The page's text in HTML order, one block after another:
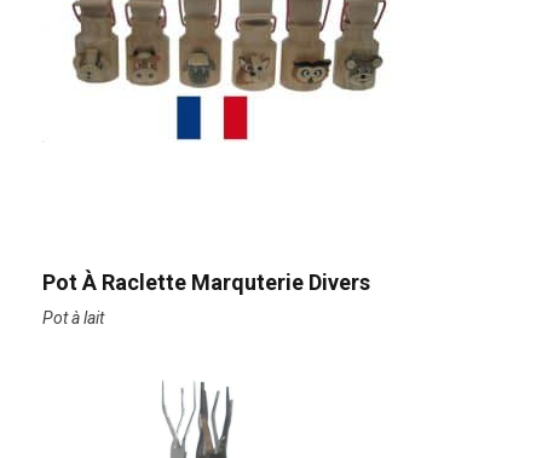
Pot À Raclette Marquterie Divers
Pot à lait